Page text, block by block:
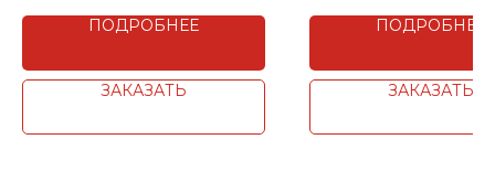
ПОДРОБНЕЕ
ЗАКАЗАТЬ
ПОДРОБНЕЕ
ЗАКАЗАТЬ